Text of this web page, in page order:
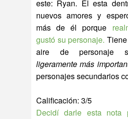
este: Ryan. Él esta
nuevos amores y
más de él porque
gustó su personaje.
aire de personaje
ligeramente más
personajes secundarios
Calificación: 3/5
Decidí darle esta nota